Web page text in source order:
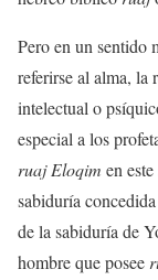
Pero en un sentido
referirse al alma, la
intelectual o
especial a los
ruaj Eloqim en
sabiduría
de la sabiduría de
hombre que posee